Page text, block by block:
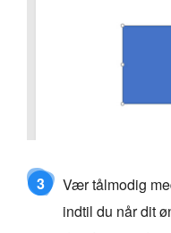
3
Vær tålmodig
indtil du når dit